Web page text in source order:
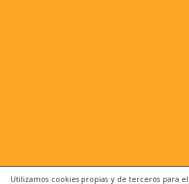
Utilizamos cookies propias y de terceros para